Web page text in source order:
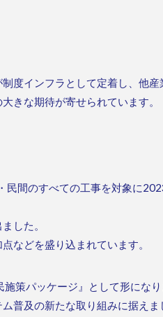
度インフラとして定着し、他
きな期待が寄せられています。
間のすべての工事を対象に
した。
などを盛り込まれています。
策パッケージ』として形になり
普及の新たな取り組みに据えま